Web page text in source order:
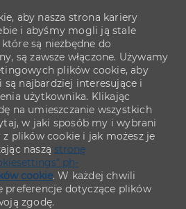
aby nasza strona kariery
i abyśmy mogli ją stale
są niezbędne do
są zawsze włączone. Używamy
plików cookie, aby
najbardziej interesujące i
użytkownika. Klikając
na umieszczanie wszystkich
w jaki sposób my i wybrani
plików cookie i jak możesz je
naszą stronę
ph-
cookie. W każdej chwili
preferencje dotyczące plików
zgodę.